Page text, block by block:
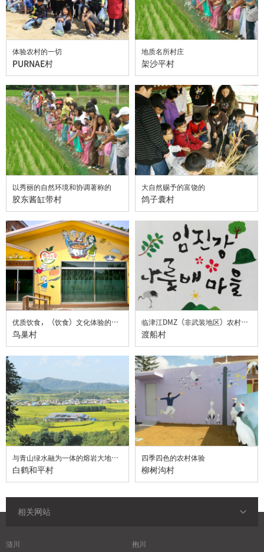
体验农村的一切
PURNAE村
地质名所村庄
架沙平村
以秀丽的自然环境和协调著称的
胶东酱缸带村
大自然赐予的富饶的
鸽子囊村
优质饮食，（饮食）文化体验的领跑者
鸟巢村
临津江DMZ（非武装地区）农村体验
渡船村
与青山绿水融为一体的熔岩大地村庄
白鹤和平村
四季四色的农村体验
柳树沟村
涟川
抱川
相关网站